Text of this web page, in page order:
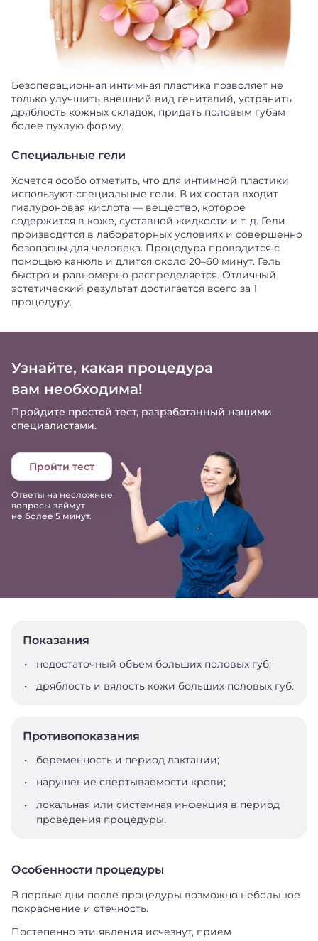
Безоперационная интимная пластика позволяет не
только улучшить внешний вид гениталий, устранить
дряблость кожных складок, придать половым губам
более пухлую форму.
Специальные гели
Хочется особо отметить, что для интимной пластики
используют специальные гели. В их состав входит
гиалуроновая кислота — вещество, которое
содержится в коже, суставной жидкости и т. д. Гели
производятся в лабораторных условиях и совершенно
безопасны для человека. Процедура проводится с
помощью канюль и длится около 20–60 минут. Гель
быстро и равномерно распределяется. Отличный
эстетический результат достигается всего за 1
процедуру.
Узнайте, какая процедура
вам необходима!
Пройдите простой тест, разработанный нашими
специалистами.
Пройти тест
Ответы на несложные
вопросы займут
не более 5 минут.
Показания
недостаточный объем больших половых губ;
дряблость и вялость кожи больших половых губ.
Противопоказания
беременность и период лактации;
⁠нарушение свертываемости крови;
⁠локальная или системная инфекция в период
проведения процедуры.
Особенности процедуры
В первые дни после процедуры возможно небольшое
покраснение и отечность.
Постепенно эти явления исчезнут, прием